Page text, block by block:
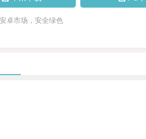
安卓市场，安全绿色